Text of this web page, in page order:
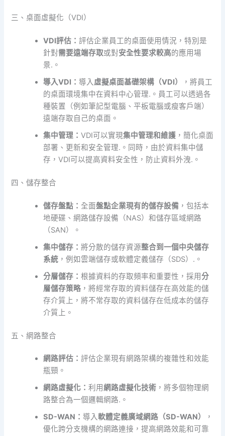
三、桌面虛擬化（VDI）
VDI評估：評估企業員工的桌面使用情況，特別是
針對需要遠端存取或對安全性要求較高的應用場
景.。
導入VDI： 導入虛擬桌面基礎架構（VDI）
，將員工
的桌面環境集中在資料中心管理.。員工可以透過各
種裝置（例如筆記型電腦、平板電腦或瘦客戶端）
遠端存取自己的桌面。
集中管理：VDI可以實現集中管理和維護 ，簡化桌面
部署、更新和安全管理.。同時，由於資料集中儲
存，VDI可以提高資料安全性，防止資料外洩.。
四、儲存整合
儲存盤點：全面盤點企業現有的儲存設備 ，包括本
地硬碟、網路儲存設備（NAS）和儲存區域網路
（SAN）。
集中儲存：將分散的儲存資源整合到一個中央儲存
系統 ，例如雲端儲存或軟體定義儲存（SDS）.。
分層儲存：根據資料的存取頻率和重要性，採用分
層儲存策略 ，將經常存取的資料儲存在高效能的儲
存介質上，將不常存取的資料儲存在低成本的儲存
介質上。
五、網路整合
網路評估：評估企業現有網路架構的複雜性和效能
瓶頸。
網路虛擬化：利用網路虛擬化技術 ，將多個物理網
路整合為一個邏輯網路.。
SD-WAN： 導入軟體定義廣域網路（SD-WAN）
，
優化跨分支機構的網路連接，提高網路效能和可靠